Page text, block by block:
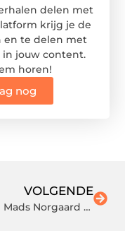
delen met
krijg je de
en te delen met
in jouw content.
horen!
nog
VOLGENDE
Bestel Mads Norgaard kleding eenvoudig online